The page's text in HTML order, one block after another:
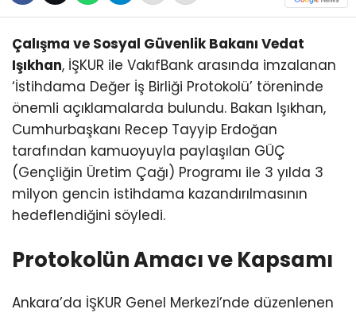
Çalışma ve Sosyal Güvenlik Bakanı Vedat
Işıkhan, İŞKUR ile VakıfBank arasında imzalanan
‘İstihdama Değer İş Birliği Protokolü’ töreninde
önemli açıklamalarda bulundu. Bakan Işıkhan,
Cumhurbaşkanı Recep Tayyip Erdoğan
tarafından kamuoyuyla paylaşılan GÜÇ
(Gençliğin Üretim Çağı) Programı ile 3 yılda 3
milyon gencin istihdama kazandırılmasının
hedeflendiğini söyledi.
Protokolün Amacı ve Kapsamı
Ankara’da İŞKUR Genel Merkezi’nde düzenlenen